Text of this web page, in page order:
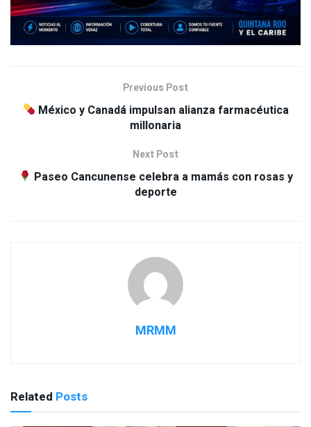
Previous Post
México y Canadá impulsan alianza farmacéutica
millonaria
Next Post
Paseo Cancunense celebra a mamás con rosas y
deporte
MRMM
Related Posts